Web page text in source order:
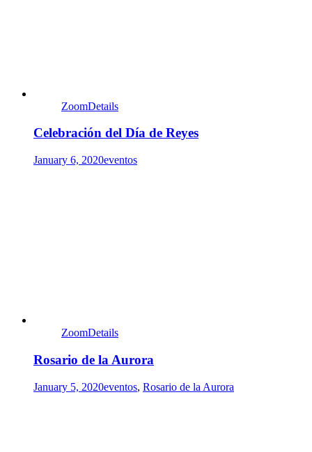
ZoomDetails
Celebración del Día de Reyes
January 6, 2020eventos
ZoomDetails
Rosario de la Aurora
January 5, 2020eventos, Rosario de la Aurora